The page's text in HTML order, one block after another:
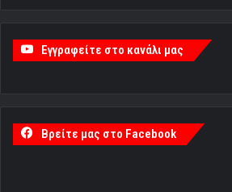
Εγγραφείτε στο κανάλι μας
Βρείτε μας στο Facebook